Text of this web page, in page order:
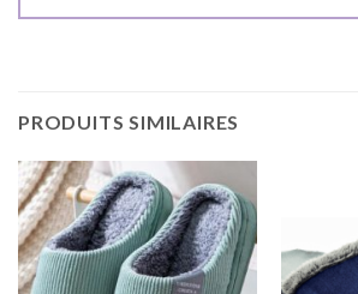
PRODUITS SIMILAIRES